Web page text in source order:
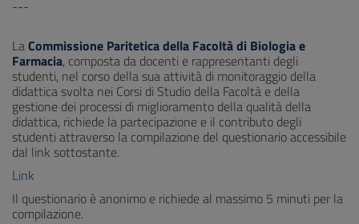
---
LaCommissione Paritetica della Facoltà di Biologia e
Farmacia, composta da docenti e rappresentanti degli
studenti, nel corso della sua attività di monitoraggio della
didattica svolta nei Corsi di Studio della Facoltà e della
gestione dei processi di miglioramento della qualità della
didattica, richiede la partecipazione e il contributo degli
studenti attraverso la compilazione del questionario accessibile
dal link sottostante.
Link
Il questionario è anonimo e richiede al massimo 5 minuti per la
compilazione.